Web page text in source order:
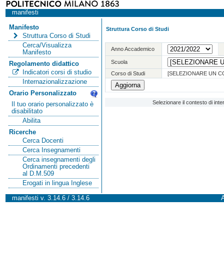
manifesti
Manifesto
Struttura Corso di Studi
Cerca/Visualizza
Manifesto
Regolamento didattico
Indicatori corsi di studio
Internazionalizzazione
Orario Personalizzato
Il tuo orario personalizzato è
disabilitato
Abilita
Ricerche
Cerca Docenti
Cerca Insegnamenti
Cerca insegnamenti degli
Ordinamenti precedenti
al D.M.509
Erogati in lingua Inglese
Struttura Corso di Studi
Anno Accademico
Scuola
Corso di Studi
[SELEZIONARE UN
Selezionare il contesto di
manifesti v. 3.14.6 / 3.14.6